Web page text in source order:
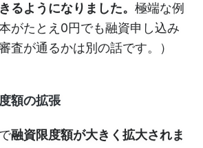
るようになりました。 極端な例
がたとえ0円でも融資申し込み
査が通るかは別の話です。）
額の拡張
融資限度額が大きく拡大されま